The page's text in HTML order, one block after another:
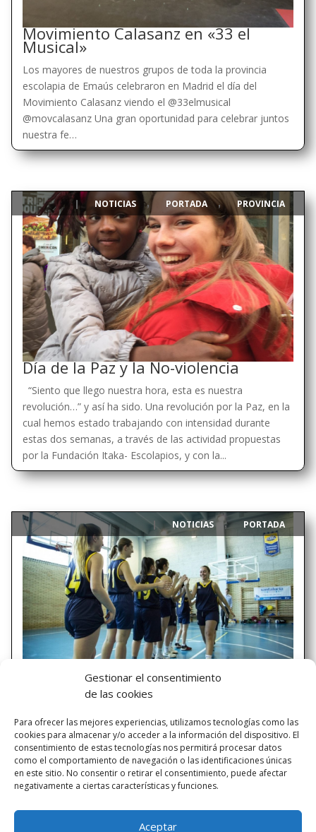
Gestionar el consentimiento
de las cookies
Para ofrecer las mejores experiencias, utilizamos tecnologías como las
cookies para almacenar y/o acceder a la información del dispositivo. El
consentimiento de estas tecnologías nos permitirá procesar datos
como el comportamiento de navegación o las identificaciones únicas
en este sitio. No consentir o retirar el consentimiento, puede afectar
negativamente a ciertas características y funciones.
Aceptar
Movimiento Calasanz en «33 el
Musical»
Los mayores de nuestros grupos de toda la provincia
escolapia de Emaús celebraron en Madrid el día del
Movimiento Calasanz viendo el @33elmusical
@movcalasanz Una gran oportunidad para celebrar juntos
nuestra fe…
Día de la Paz y la No-violencia
| NOTICIAS , PORTADA , PROVINCIA
“Siento que llego nuestra hora, esta es nuestra
revolución…” y así ha sido. Una revolución por la Paz, en la
cual hemos estado trabajando con intensidad durante
estas dos semanas, a través de las actividad propuestas
por la Fundación Itaka- Escolapios, y con la...
Victoria de nuestras chicas en la
Copa Colegial
| NOTICIAS , PORTADA
Gran partido del equipo femenino Montal – Calasanz en la
copa colegial ante el Salvador(42-49). La victoria se fraguó
en una gran intensidad defensiva y un ataque basado en el
trabajo colectivo, en el que destacó la capacidad
anotadora de Ana Pérez.Lo más importante...